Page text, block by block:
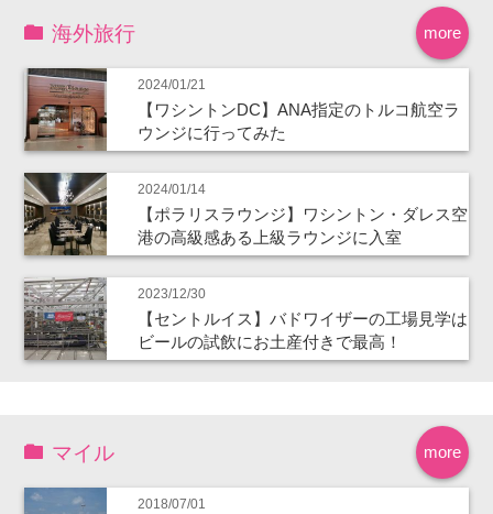
more
海外旅行
2024/01/21
【ワシントンDC】ANA指定のトルコ航空ラ
ウンジに行ってみた
2024/01/14
【ポラリスラウンジ】ワシントン・ダレス空
港の高級感ある上級ラウンジに入室
2023/12/30
【セントルイス】バドワイザーの工場見学は
ビールの試飲にお土産付きで最高！
more
マイル
2018/07/01